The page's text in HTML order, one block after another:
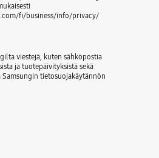
fi/business/info/privacy/
viestejä, kuten sähköpostia
ja tuotepäivityksistä sekä
tietosuojakäytännön